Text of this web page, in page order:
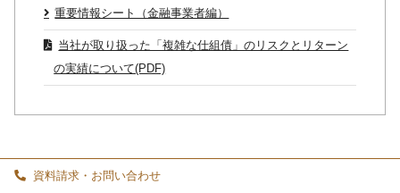
重要情報シート（金融事業者編）
当社が取り扱った「複雑な仕組債」のリスクとリターン
の実績について(PDF)
資料請求・お問い合わせ